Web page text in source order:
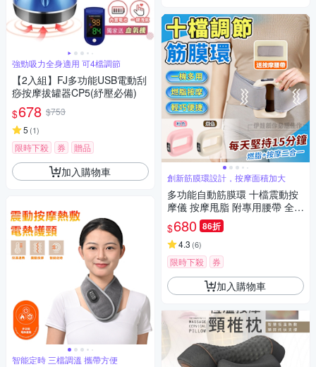
強勁吸力全身適用 可4檔調節
【2入組】FJ多功能USB電動刮
痧按摩拔罐器CP5(紓壓必備)
$678 $753
5 (1)
限時下殺 券 贈品
加入購物車
智能定時 三檔調溫 攜帶方便
創新筋膜環設計，按摩面積加大
多功能自動筋膜環 十檔震動按
摩儀 按摩甩脂 附專用腰帶 全身
通用 深度舒緩 直擊筋膜
$680 86折
4.3 (6)
限時下殺 券
加入購物車